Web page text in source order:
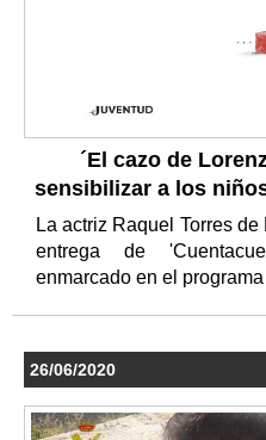
´El cazo de
sensibilizar a los
La actriz Raquel Torres
entrega de
enmarcado en el
26/06/2020